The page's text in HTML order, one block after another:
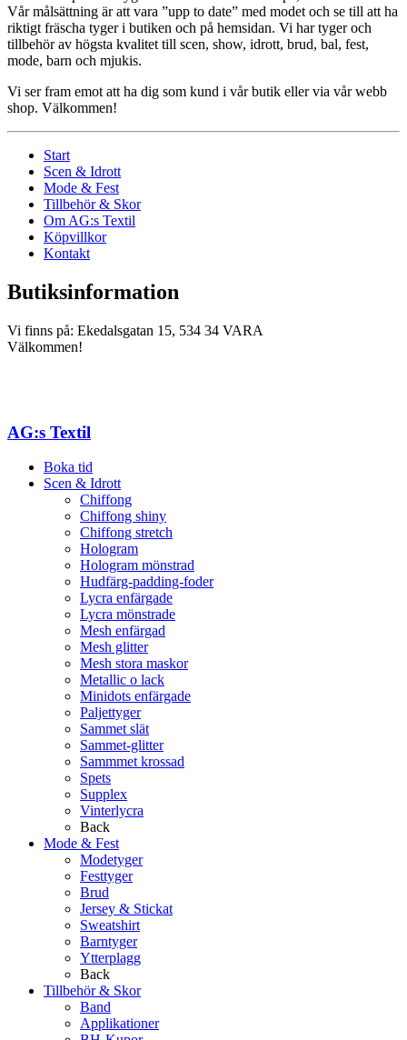
Vår målsättning är att vara ”upp to date” med modet och se till att ha
riktigt fräscha tyger i butiken och på hemsidan. Vi har tyger och
tillbehör av högsta kvalitet till scen, show, idrott, brud, bal, fest,
mode, barn och mjukis.
Vi ser fram emot att ha dig som kund i vår butik eller via vår webb
shop. Välkommen!
Start
Scen & Idrott
Mode & Fest
Tillbehör & Skor
Om AG:s Textil
Köpvillkor
Kontakt
Butiksinformation
Vi finns på: Ekedalsgatan 15, 534 34 VARA
Välkommen!
AG:s Textil
Boka tid
Scen & Idrott
Chiffong
Chiffong shiny
Chiffong stretch
Hologram
Hologram mönstrad
Hudfärg-padding-foder
Lycra enfärgade
Lycra mönstrade
Mesh enfärgad
Mesh glitter
Mesh stora maskor
Metallic o lack
Minidots enfärgade
Paljettyger
Sammet slät
Sammet-glitter
Sammmet krossad
Spets
Supplex
Vinterlycra
Back
Mode & Fest
Modetyger
Festtyger
Brud
Jersey & Stickat
Sweatshirt
Barntyger
Ytterplagg
Back
Tillbehör & Skor
Band
Applikationer